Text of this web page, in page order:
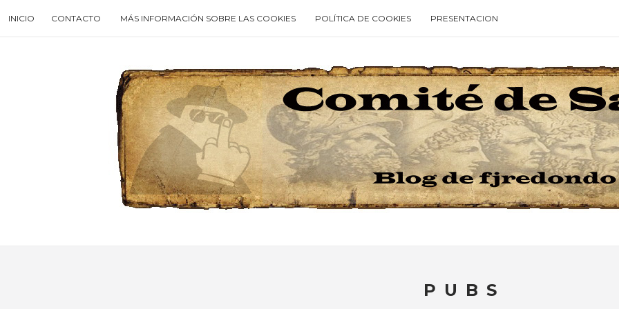
to
content
INICIO CONTACTO MÁS INFORMACIÓN SOBRE LAS COOKIES POLÍTICA DE COOKIES PRESENTACION
then
press
enter
Type your search keyword, and press enter to search
PUBS